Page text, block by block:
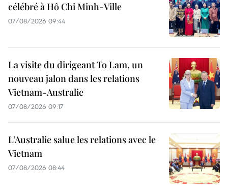
célébré à Hô Chi Minh-Ville
07/08/2026 09:44
La visite du dirigeant To Lam, un
nouveau jalon dans les relations
Vietnam-Australie
07/08/2026 09:17
L’Australie salue les relations avec le
Vietnam
07/08/2026 08:44